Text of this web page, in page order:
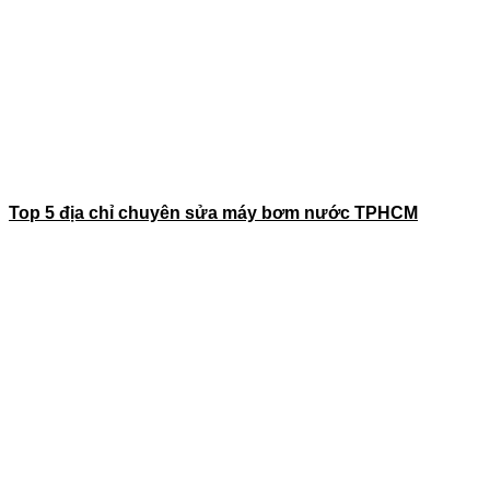
Top 5 địa chỉ chuyên sửa máy bơm nước TPHCM